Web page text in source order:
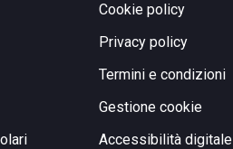
Cookie policy
Privacy policy
Termini e condizioni
Gestione cookie
Accessibilità digitale